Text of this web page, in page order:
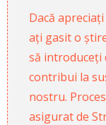
Dacă
ați gasit o
să introduceți
contribui la
nostru.
asigurat de